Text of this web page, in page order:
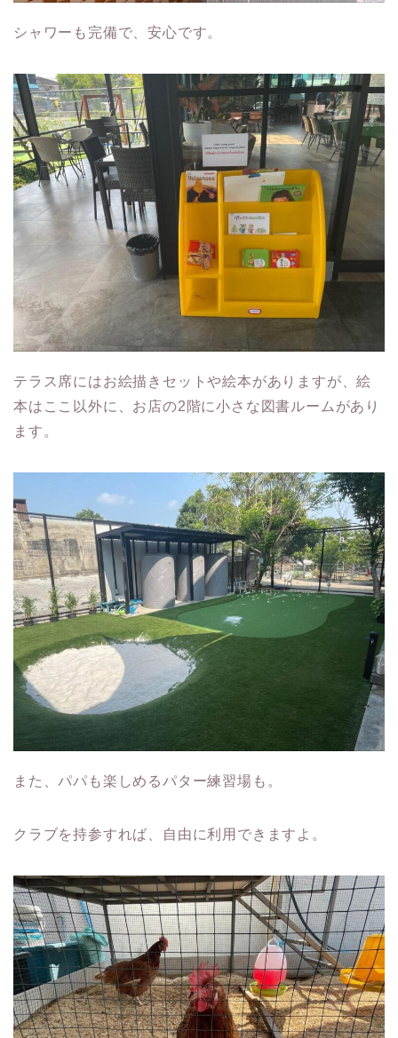
シャワーも完備で、安心です。
テラス席にはお絵描きセットや絵本がありますが、絵
本はここ以外に、お店の2階に小さな図書ルームがあり
ます。
また、パパも楽しめるパター練習場も。
クラブを持参すれば、自由に利用できますよ。